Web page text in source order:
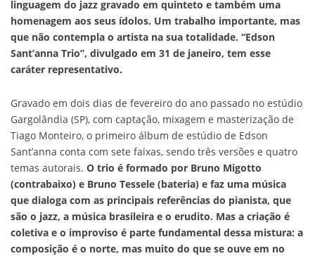
linguagem do jazz gravado em quinteto e também uma
homenagem aos seus ídolos. Um trabalho importante, mas
que não contempla o artista na sua totalidade. “Edson
Sant’anna Trio”, divulgado em 31 de janeiro, tem esse
caráter representativo.
Gravado em dois dias de fevereiro do ano passado no estúdio
Gargolândia (SP), com captação, mixagem e masterização de
Tiago Monteiro, o primeiro álbum de estúdio de Edson
Sant’anna conta com sete faixas, sendo três versões e quatro
temas autorais. O trio é formado por Bruno Migotto
(contrabaixo) e Bruno Tessele (bateria) e faz uma música
que dialoga com as principais referências do pianista, que
são o jazz, a música brasileira e o erudito. Mas a criação é
coletiva e o improviso é parte fundamental dessa mistura: a
composição é o norte, mas muito do que se ouve em no